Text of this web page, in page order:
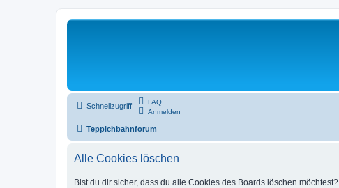
Schnellzugriff
FAQ
Anmelden
Teppichbahnforum
Alle Cookies löschen
Bist du dir sicher, dass du alle Cookies des Boards löschen möchtest?